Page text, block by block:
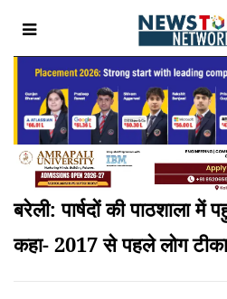
बरेली: पार्षदों की पाठशाला
कहा- 2017 से पहले लोग